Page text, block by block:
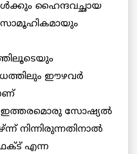
ഹൈന്ദവച്ഛായ
ഈഴവര്‍
ഇത്തരമൊരു സോഷ്യല്‍
നിന്നിരുന്നതിനാല്‍
എന്ന